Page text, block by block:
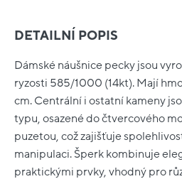
DETAILNÍ POPIS
Dámské náušnice pecky jsou
ryzosti 585/1000 (14kt). Mají
cm. Centrální i ostatní kameny
typu, osazené do čtvercového
puzetou, což zajišťuje
manipulaci. Šperk kombinuje
praktickými prvky, vhodný pro